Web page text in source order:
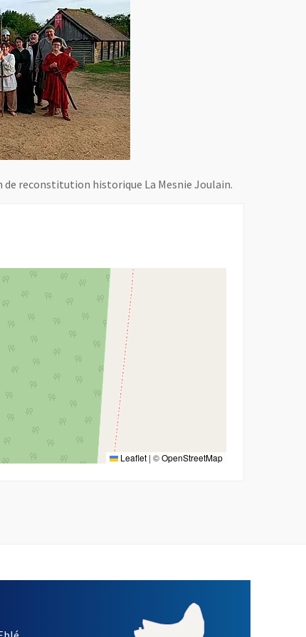
de reconstitution historique La Mesnie Joulain.
Leaflet | ©OpenStreetMap